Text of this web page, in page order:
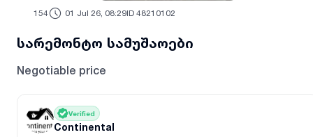
154 01 Jul 26, 08:29ID 48210102
სარემონტო სამუშაოები
Negotiable price
Verified
Continental